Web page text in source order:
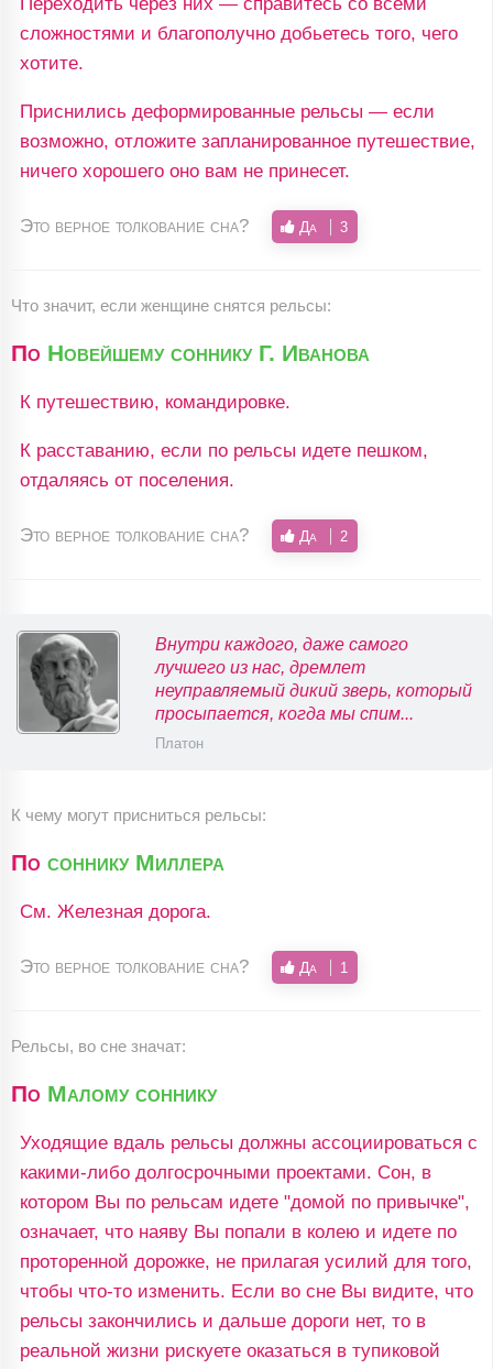
сложностями и благополучно добьетесь того, чего
хотите.
Приснились деформированные рельсы — если
возможно, отложите запланированное путешествие,
ничего хорошего оно вам не принесет.
Это верное толкование сна? Да 3
Что значит, если женщине снятся рельсы:
По Новейшему соннику Г. Иванова
К путешествию, командировке.
К расставанию, если по рельсы идете пешком,
отдаляясь от поселения.
Это верное толкование сна? Да 2
Внутри каждого, даже самого
лучшего из нас, дремлет
неуправляемый дикий зверь, который
просыпается, когда мы спим...
Платон
К чему могут присниться рельсы:
По соннику Миллера
См. Железная дорога.
Это верное толкование сна? Да 1
Рельсы, во сне значат:
По Малому соннику
Уходящие вдаль рельсы должны ассоциироваться с
какими-либо долгосрочными проектами. Сон, в
котором Вы по рельсам идете "домой по привычке",
означает, что наяву Вы попали в колею и идете по
проторенной дорожке, не прилагая усилий для того,
чтобы что-то изменить. Если во сне Вы видите, что
рельсы закончились и дальше дороги нет, то в
реальной жизни рискуете оказаться в тупиковой